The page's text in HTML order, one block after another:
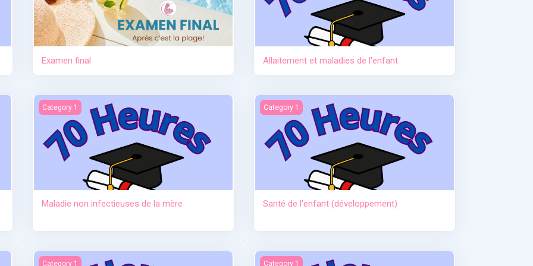
Examen final Allaitement et maladies de l'enfant
Maladie non infectieuses de la mère
Category 1
Maladie non infectieuses de la mère
Santé de l'enfant (développement)
Category 1
Santé de l'enfant (développement)
sevrage)Anatomie et physiologie
Category 1 Ictère et hypoglycémie
Category 1